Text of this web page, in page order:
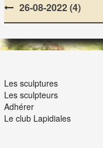
Post
navigation
26-08-2022 (4)
Les sculptures
Les sculpteurs
Adhérer
Le club Lapidiales